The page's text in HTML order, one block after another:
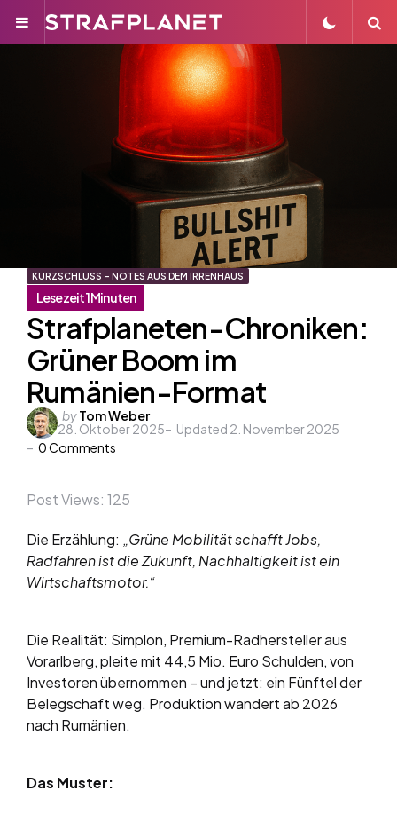
Menu
KURZSCHLUSS – NOTES AUS DEM IRRENHAUS
Strafplaneten-Chroniken:
Grüner Boom im
Rumänien-Format
Posted
by
byTom Weber
28. Oktober 2025
Updated 2. November 2025
0Comments
Post Views: 125
Die Erzählung: „Grüne Mobilität schafft Jobs,
Radfahren ist die Zukunft, Nachhaltigkeit ist ein
Wirtschaftsmotor.“
Die Realität: Simplon, Premium-Radhersteller aus
Vorarlberg, pleite mit 44,5 Mio. Euro Schulden, von
Investoren übernommen – und jetzt: ein Fünftel der
Belegschaft weg. Produktion wandert ab 2026
nach Rumänien.
Das Muster: